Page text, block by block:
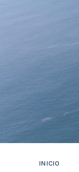
INICIO